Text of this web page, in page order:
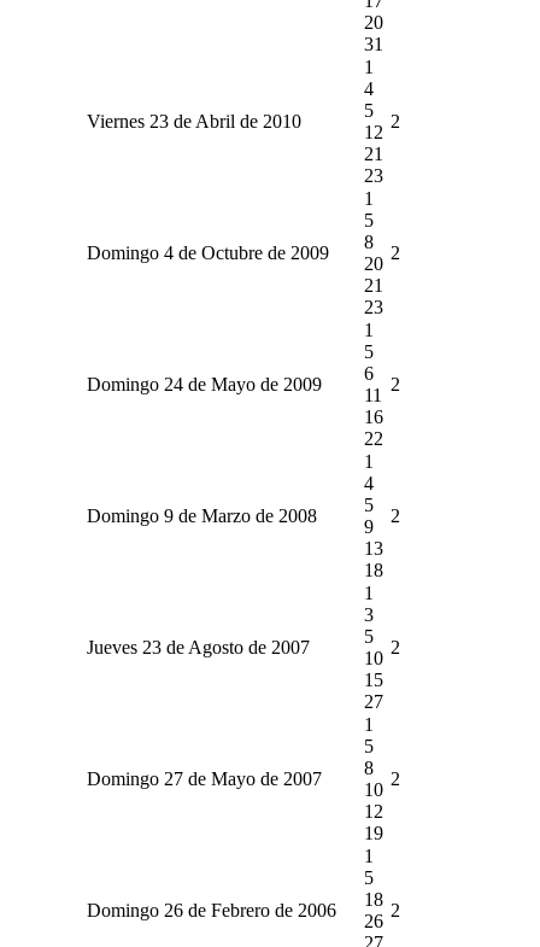
20
31
Viernes 23 de Abril de 2010
1
4
5
12
21
23
2
Domingo 4 de Octubre de 2009
1
5
8
20
21
23
2
Domingo 24 de Mayo de 2009
1
5
6
11
16
22
2
Domingo 9 de Marzo de 2008
1
4
5
9
13
18
2
Jueves 23 de Agosto de 2007
1
3
5
10
15
27
2
Domingo 27 de Mayo de 2007
1
5
8
10
12
19
2
Domingo 26 de Febrero de 2006
1
5
18
26
27
2